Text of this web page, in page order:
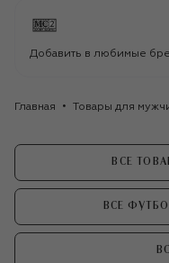
Добавить в любимые
Главная Товары для
ВСЕ
ВСЕ